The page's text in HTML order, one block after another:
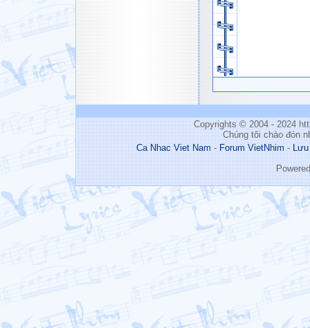
Copyrights © 2004 - 2024
Chúng tôi chào đón
Ca Nhac Viet Nam-Forum VietNhim-